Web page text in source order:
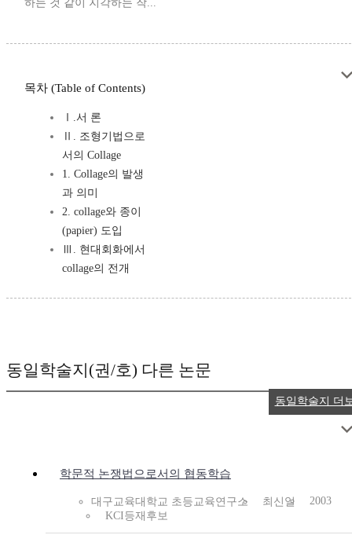
하는 것 같이 지각하는 작...
목차 (Table of Contents)
Ⅰ.서 론
Ⅱ. 조형기법으로
서의 Collage
1. Collage의 발생
과 의미
2. collage와 종이
(papier) 도입
Ⅲ. 현대회화에서
collage의 전개
동일학술지(권/호) 다른 논문
학문적 논쟁법으로서의 협동학습
대구교육대학교 초등교육연구소 최신일
2003
KCI등재후보
동일학술지 더